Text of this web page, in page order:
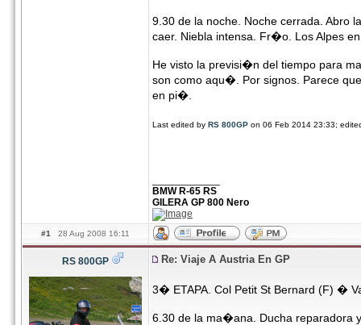
9.30 de la noche. Noche cerrada. Abro
caer. Niebla intensa. Fr�o. Los Alpes
He visto la previsi�n del tiempo para
son como aqu�. Por signos. Parece
en pi�.
Last edited by RS 800GP on 06 Feb 2014 23:33;
BMW R-65 RS
GILERA GP 800 Nero
#1 28 Aug 2008 16:11
RS 800GP Re: Viaje A Austria En GP
3� ETAPA. Col Petit St Bernard (F) �
6.30 de la ma�ana. Ducha reparadora